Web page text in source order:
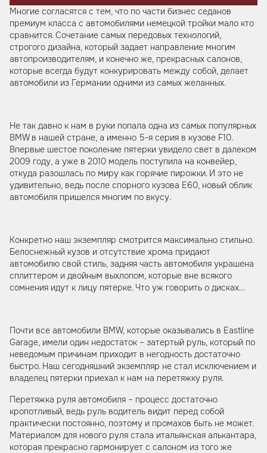
Многие согласятся с тем, что по части бизнес седанов
премиум класса с автомобилями немецкой тройки мало кто
сравнится. Сочетание самых передовых технологий,
строгого дизайна, который задает направление многим
автопроизводителям, и конечно же, прекрасных салонов,
которые всегда будут конкурировать между собой, делает
автомобили из Германии одними из самых желанных.
Не так давно к нам в руки попала одна из самых популярных
BMW в нашей стране, а именно 5-я серия в кузове F10.
Впервые шестое поколение пятерки увидело свет в далеком
2009 году, а уже в 2010 модель поступила на конвейер,
откуда разошлась по миру как горячие пирожки. И это не
удивительно, ведь после спорного кузова Е60, новый облик
автомобиля пришелся многим по вкусу.
Конкретно наш экземпляр смотрится максимально стильно.
Белоснежный кузов и отсутствие хрома придают
автомобилю свой стиль, задняя часть автомобиля украшена
сплиттером и двойным выхлопом, которые вне всякого
сомнения идут к лицу пятерке. Что уж говорить о дисках…
Почти все автомобили BMW, которые оказывались в Eastline
Garage, имели один недостаток – затертый руль, который по
неведомым причинам приходит в негодность достаточно
быстро. Наш сегодняшний экземпляр не стал исключением и
владелец пятерки приехал к нам на перетяжку руля.
Перетяжка руля автомобиля – процесс достаточно
кропотливый, ведь руль водитель видит перед собой
практически постоянно, поэтому и промахов быть не может.
Материалом для нового руля стала итальянская алькантара,
которая прекрасно гармонирует с салоном из того же